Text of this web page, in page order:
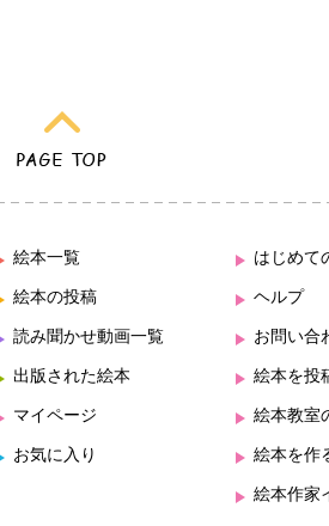
絵本一覧
絵本の投稿
読み聞かせ動画一覧
出版された絵本
マイページ
お気に入り
はじめて
ヘルプ
お問い合
絵本を投
絵本教室
絵本を作
絵本作家